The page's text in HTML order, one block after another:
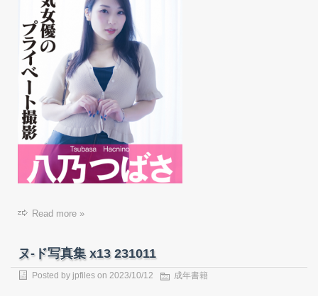
Read more »
ヌ-ド写真集 x13 231011
Posted by jpfiles on 2023/10/12 成年書籍